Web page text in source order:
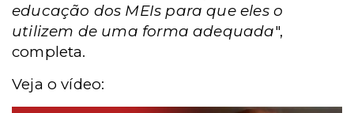
educação dos MEIs para que eles o
utilizem de uma forma adequada",
completa.
Veja o vídeo: